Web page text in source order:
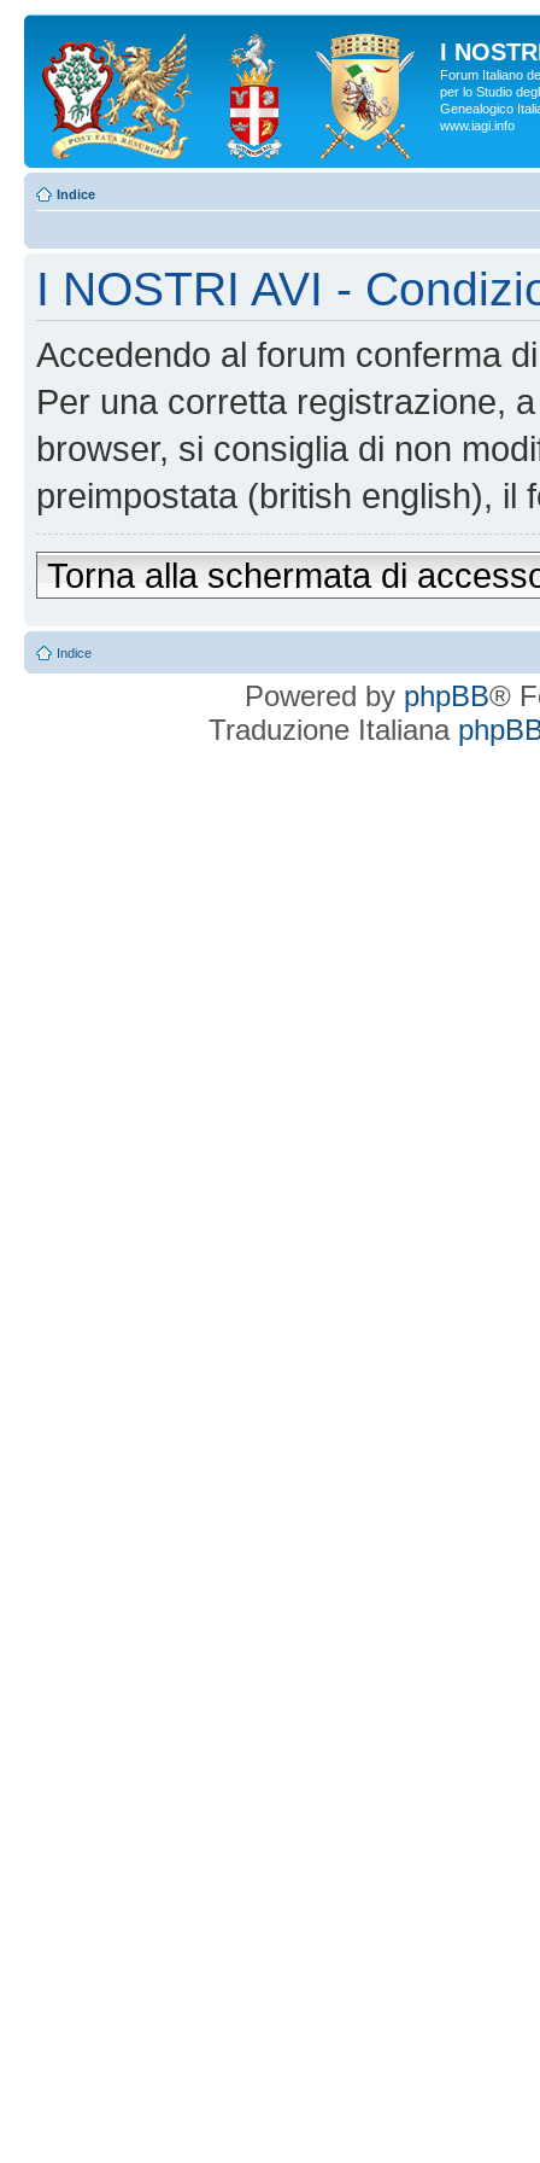
I
Forum Italiano
per lo Studio
Genealogico
www.iagi.info
Indice
I NOSTRI AVI -
Accedendo al forum conferma
Per una corretta registrazione,
browser, si consiglia di non
preimpostata (british english), il
Torna alla schermata di
Indice
Powered by phpBB®
Traduzione Italiana